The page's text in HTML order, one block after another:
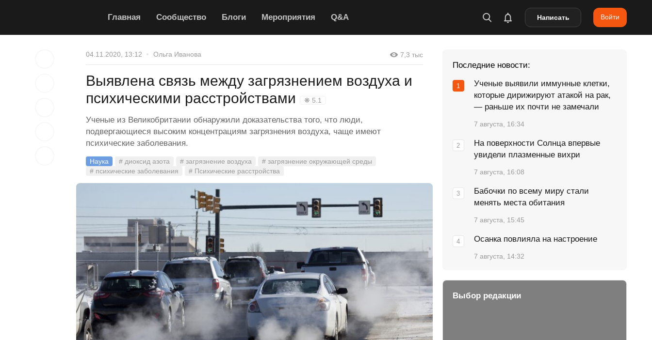
Главная Сообщество Блоги Мероприятия Q&A Написать Войти
04.11.2020, 13:12 Ольга Иванова 7,3 тыс
Выявлена связь между загрязнением воздуха и
психическими расстройствами
❋ 5.1
Ученые из Великобритании обнаружили доказательства того, что люди,
подвергающиеся высоким концентрациям загрязнения воздуха, чаще имеют
психические заболевания.
Наука # диоксид азота # загрязнение воздуха
# загрязнение окружающей среды
# психические заболевания
# Психические расстройства
Последние новости:
Ученые выявили иммунные клетки,
которые дирижируют атакой на рак,
— раньше их почти не замечали
7 августа, 16:34
На поверхности Солнца впервые
увидели плазменные вихри
7 августа, 16:08
Бабочки по всему миру стали
менять места обитания
7 августа, 15:45
Осанка повлияла на настроение
7 августа, 14:32
Выбор редакции